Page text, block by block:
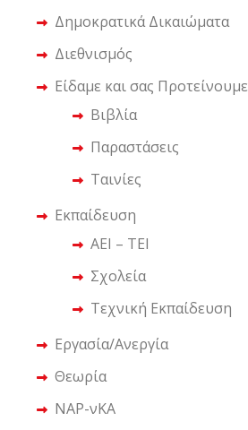
Δημοκρατικά Δικαιώματα
Διεθνισμός
Είδαμε και σας Προτείνουμε
Βιβλία
Παραστάσεις
Ταινίες
Εκπαίδευση
ΑΕΙ – ΤΕΙ
Σχολεία
Τεχνική Εκπαίδευση
Εργασία/Ανεργία
Θεωρία
ΝΑΡ-νΚΑ